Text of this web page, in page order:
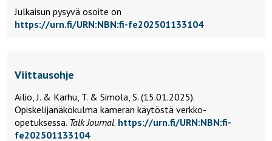
Julkaisun pysyvä osoite on
https://urn.fi/URN:NBN:fi-fe202501133104
Viittausohje
Ailio, J. & Karhu, T. & Simola, S. (15.01.2025).
Opiskelijanäkökulma kameran käytöstä verkko-
opetuksessa. Talk Journal. https://urn.fi/URN:NBN:fi-
fe202501133104